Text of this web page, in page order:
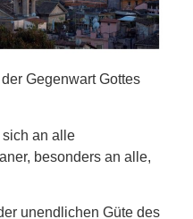
Gegenwart Gottes
an alle
besonders an alle,
unendlichen Güte des